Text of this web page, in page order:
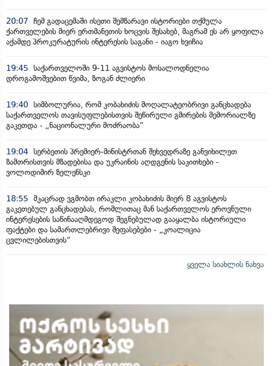
20:07 ჩემ გადაცემაში ისეთი შემზარავი ისტორიები თქმულა
ქართველების მიერ ერთმანეთის ხოცვის შესახებ, მაგრამ ეს არ ყოფილა
აქამდე პროკურატურის ინტერესის საგანი - იაგო ხვიჩია
19:45 საქართველოში 9-11 აგვისტოს მოსალოდნელია
დროგამოშვებით წვიმა, ზოგან ძლიერი
19:40 სიმბოლურია, რომ კობახიძის მოღალატეობრივი განცხადება
საქართველოს თავისუფლებისთვის შეწირული გმირების მემორიალზე
გაკეთდა - „ნაციონალური მოძრაობა“
19:04 სერბეთის პრემიერ-მინისტრთან შეხვედრაზე განვიხილეთ
ზამთრისთვის მზადებისა და უკრაინის აღდგენის საკითხები -
ვოლოდიმირ ზელენსკი
18:55 მკაცრად ვგმობთ ირაკლი კობახიძის მიერ 8 აგვისტოს
გაკეთებულ განცხადებას, რომლითაც მან საქართველოს ეროვნული
ინტერესების საწინააღმდეგოდ შეგნებულად გააყალბა ისტორიული
ფაქტები და სამართლებრივი შეფასებები - „კოალიცია
ცვლილებისთვის“
ყველა სიახლის ნახვა